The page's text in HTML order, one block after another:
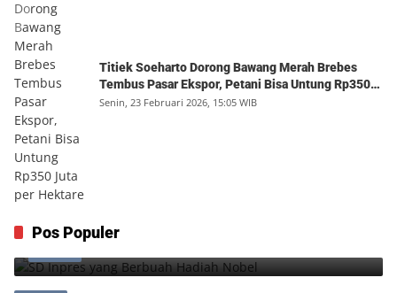
Titiek Soeharto Dorong Bawang Merah Brebes
Tembus Pasar Ekspor, Petani Bisa Untung Rp350
Juta per Hektare
Senin, 23 Februari 2026, 15:05 WIB
Pos Populer
1 SD Inpres yang Berbuah Hadiah Nobel